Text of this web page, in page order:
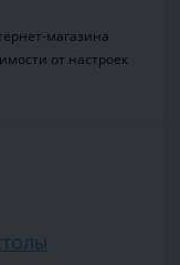
магазина
от настроек